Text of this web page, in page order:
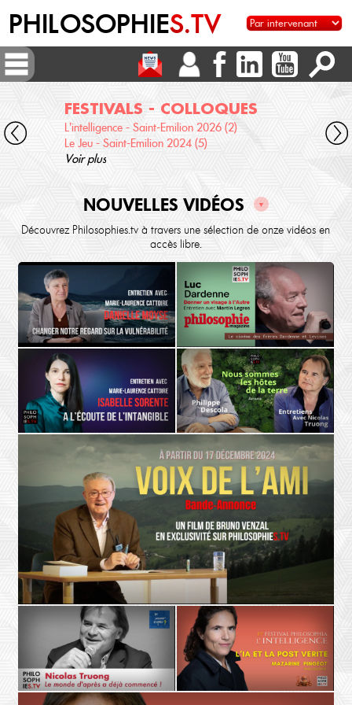
PHILOSOPHIES.TV
FESTIVALS - COLLOQUES
L'intelligence - Saint-Emilion 2026 (2)
Le Jeu - Saint-Emilion 2024 (5)
Voir plus
Voir
NOUVELLES VIDÉOS ▼
Découvrez Philosophies.tv à travers une sélection de onze vidéos en
accès libre.
ETHIQUE
Danielle Moyse
Changer notre regard sur la
vulnérabilité
L'AUTRE
Luc Dardenne
Donner un visage à l’Autre,
entretien avec Luc Dardenne
Isabelle Sorente, Marie-Laurence
À l’écoute de l’intangible
LA TERRE
Philippe Descola - Nicolas Truong
Nous somme les hôtes de la terre
- Teaser